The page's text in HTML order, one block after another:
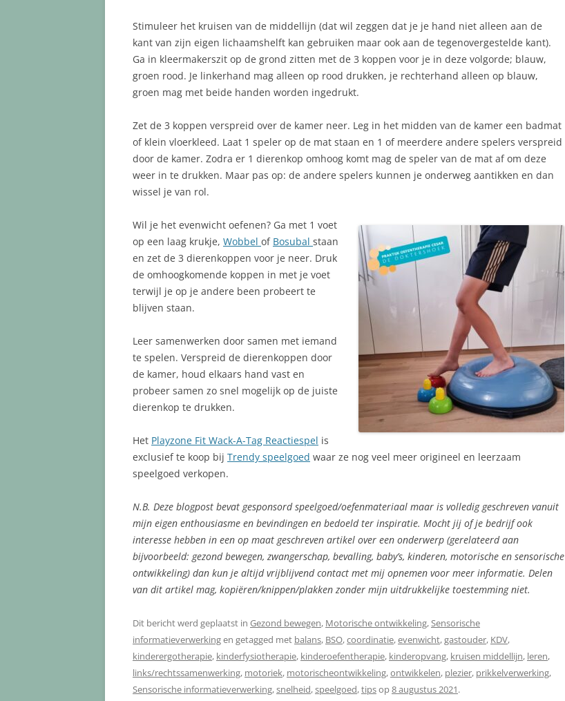
Stimuleer het kruisen van de middellijn (dat wil zeggen dat je je hand niet alleen aan de
kant van zijn eigen lichaamshelft kan gebruiken maar ook aan de tegenovergestelde kant).
Ga in kleermakerszit op de grond zitten met de 3 koppen voor je in deze volgorde; blauw,
groen rood. Je linkerhand mag alleen op rood drukken, je rechterhand alleen op blauw,
groen mag met beide handen worden ingedrukt.
Zet de 3 koppen verspreid over de kamer neer. Leg in het midden van de kamer een badmat
of klein vloerkleed. Laat 1 speler op de mat staan en 1 of meerdere andere spelers verspreid
door de kamer. Zodra er 1 dierenkop omhoog komt mag de speler van de mat af om deze
weer in te drukken. Maar pas op: de andere spelers kunnen je onderweg aantikken en dan
wissel je van rol.
Wil je het evenwicht oefenen? Ga met 1 voet
op een laag krukje, Wobbel of Bosubal staan
en zet de 3 dierenkoppen voor je neer. Druk
de omhoogkomende koppen in met je voet
terwijl je op je andere been probeert te
blijven staan.
Leer samenwerken door samen met iemand
te spelen. Verspreid de dierenkoppen door
de kamer, houd elkaars hand vast en
probeer samen zo snel mogelijk op de juiste
dierenkop te drukken.
Het Playzone Fit Wack-A-Tag Reactiespel is
exclusief te koop bij Trendy speelgoed waar ze nog veel meer origineel en leerzaam
speelgoed verkopen.
N.B. Deze blogpost bevat gesponsord speelgoed/oefenmateriaal maar is volledig geschreven vanuit
mijn eigen enthousiasme en bevindingen en bedoeld ter inspiratie. Mocht jij of je bedrijf ook
interesse hebben in een op maat geschreven artikel over een onderwerp (gerelateerd aan
bijvoorbeeld: gezond bewegen, zwangerschap, bevalling, baby’s, kinderen, motorische en sensorische
ontwikkeling) dan kun je altijd vrijblijvend contact met mij opnemen voor meer informatie. Delen
van dit artikel mag, kopiëren/knippen/plakken zonder mijn uitdrukkelijke toestemming niet.
Dit bericht werd geplaatst in Gezond bewegen, Motorische ontwikkeling,Sensorische
informatieverwerkingen getagged met balans, BSO,coordinatie,evenwicht,gastouder, KDV,
kinderergotherapie, kinderfysiotherapie, kinderoefentherapie, kinderopvang, kruisen middellijn, leren,
links/rechtssamenwerking, motoriek, motorischeontwikkeling,ontwikkelen, plezier, prikkelverwerking,
Sensorische informatieverwerking,snelheid,speelgoed,tipsop8 augustus 2021.